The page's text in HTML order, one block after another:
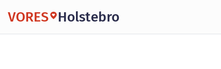
VORES Holstebro